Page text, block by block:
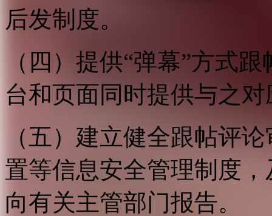
后发制度。
（四）提供“弹幕”方式
台和页面同时提供与之
（五）建立健全跟帖评
置等信息安全管理制度
向有关主管部门报告。